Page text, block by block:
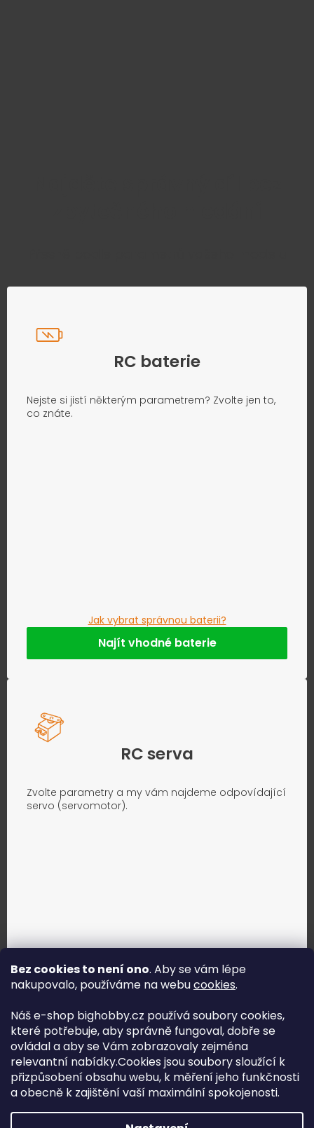
Bez cookies to není ono. Aby se vám lépe
nakupovalo, používáme na webucookies.
Náš e-shop bighobby.cz používá soubory cookies,
které potřebuje, aby správně fungoval, dobře se
ovládal a aby se Vám zobrazovaly zejména
relevantní nabídky.Cookies jsou soubory sloužící k
přizpůsobení obsahu webu, k měření jeho funkčnosti
a obecně k zajištění vaší maximální spokojenosti.
RC baterie
Nejste si jistí některým parametrem? Zvolte jen to,
co znáte.
Jak vybrat správnou baterii?
Najít vhodné baterie
RC serva
Zvolte parametry a my vám najdeme odpovídající
servo (servomotor).
Jak vybrat správné servo?
Najít správné servo